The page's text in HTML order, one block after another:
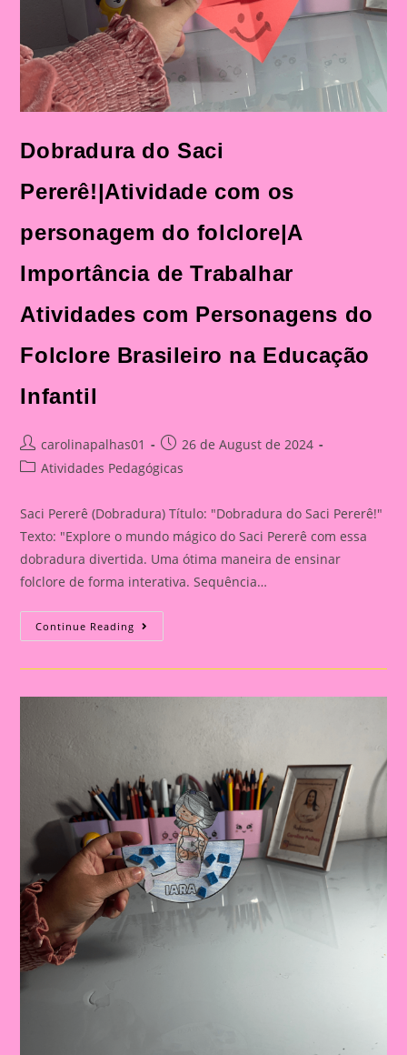
Dobradura do Saci
Pererê!|Atividade com os
personagem do folclore|A
Importância de Trabalhar
Atividades com Personagens do
Folclore Brasileiro na Educação
Infantil
Post
author:
carolinapalhas01
Post
published:
26 de August de 2024
PostAtividades Pedagógicas
Saci Pererê (Dobradura) Título: "Dobradura do Saci Pererê!"
Texto: "Explore o mundo mágico do Saci Pererê com essa
dobradura divertida. Uma ótima maneira de ensinar
folclore de forma interativa. Sequência…
Continue Reading Dobradura
Do
Pererê!|Atividade
Personagem
De
Atividades
Com
Personagens
Do
Folclore
Brasileiro
Na
Educação
Infantil